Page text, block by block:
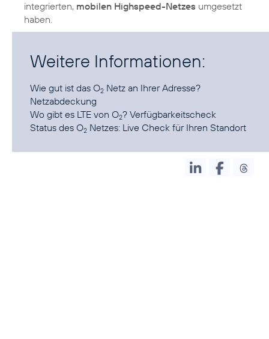
integrierten, mobilen Highspeed-Netzes umgesetzt
haben.
Weitere Informationen:
Wie gut ist das O2 Netz an Ihrer Adresse?
Netzabdeckung
Wo gibt es LTE von O2? Verfügbarkeitscheck
Status des O2 Netzes: Live Check für Ihren Standort